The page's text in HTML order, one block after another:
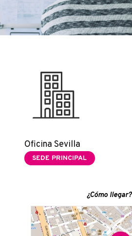
Oficina Sevilla
SEDE PRINCIPAL
¿Cómo llegar?